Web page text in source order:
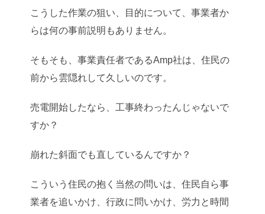
こうした作業の狙い、目的について、事業者か
らは何の事前説明もありません。
そもそも、事業責任者であるAmp社は、住民の
前から雲隠れして久しいのです。
売電開始したなら、工事終わったんじゃないで
すか？
崩れた斜面でも直しているんですか？
こういう住民の抱く当然の問いは、住民自ら事
業者を追いかけ、行政に問いかけ、労力と時間